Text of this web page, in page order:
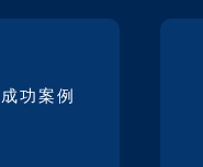
成功案例